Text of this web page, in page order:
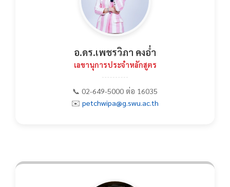
อ.ดร.เพชรวิภา คงอ่ำ
เลขานุการประจำหลักสูตร
📞 02-649-5000 ต่อ 16035
✉️ petchwipa@g.swu.ac.th